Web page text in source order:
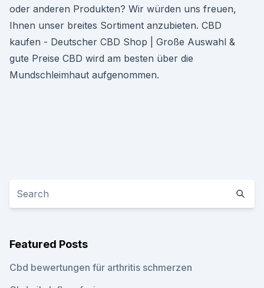
oder anderen Produkten? Wir würden uns freuen,
Ihnen unser breites Sortiment anzubieten. CBD
kaufen - Deutscher CBD Shop | Große Auswahl &
gute Preise CBD wird am besten über die
Mundschleimhaut aufgenommen.
Featured Posts
Cbd bewertungen für arthritis schmerzen